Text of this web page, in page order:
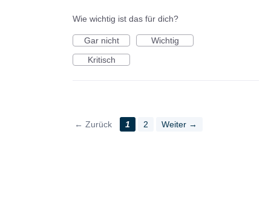
Wie wichtig ist das für dich?
Gar nicht
Wichtig
Kritisch
← Zurück 1 2 Weiter →